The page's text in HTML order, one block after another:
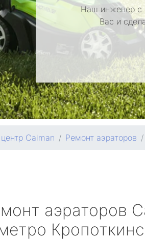
Наш инженер с
Вас и
Caiman Ремонт аэраторов
аэраторов